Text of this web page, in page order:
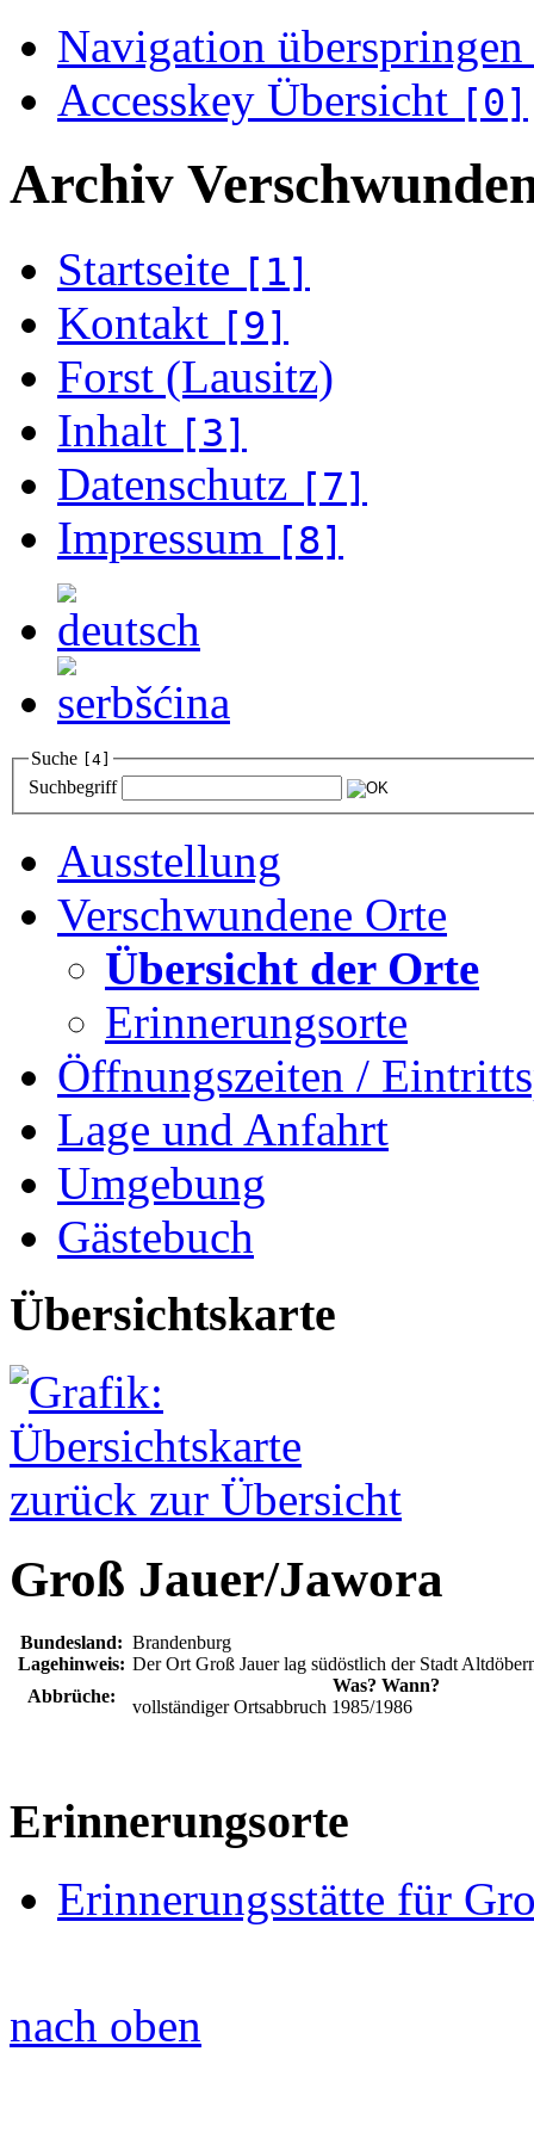
Navigation überspringen
Accesskey Übersicht [0]
Archiv
Startseite [1]
Kontakt [9]
Forst (Lausitz)
Inhalt [3]
Datenschutz [7]
Impressum [8]
Suche [4]
Suchbegriff
Ausstellung
Verschwundene Orte
Übersicht der Orte
Erinnerungsorte
Öffnungszeiten /
Lage und Anfahrt
Umgebung
Gästebuch
Übersichtskarte
zurück zur Übersicht
Groß Jauer/Jawora
Bundesland: Brandenburg
Lagehinweis: Der Ort Groß Jauer lag südöstlich der Stadt
Abbrüche:
Was? Wann?
vollständiger Ortsabbruch 1985/1986
Erinnerungsorte
Erinnerungsstätte für
nach oben